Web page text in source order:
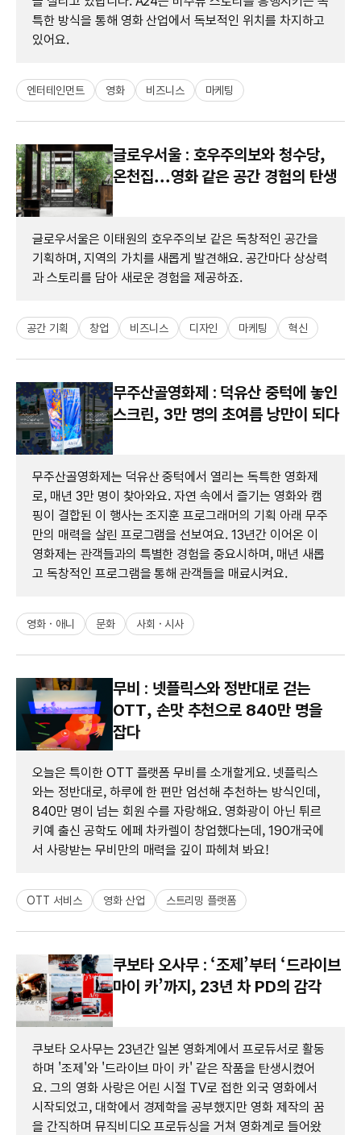
특한 방식을 통해 영화 산업에서 독보적인 위치를 차지하고
있어요.
엔터테인먼트 영화 비즈니스 마케팅
글로우서울 : 호우주의보와 청수당,
온천집...영화 같은 공간 경험의 탄생
글로우서울은 이태원의 호우주의보 같은 독창적인 공간을
기획하며, 지역의 가치를 새롭게 발견해요. 공간마다 상상력
과 스토리를 담아 새로운 경험을 제공하죠.
공간 기획 창업 비즈니스 디자인 마케팅 혁신
무주산골영화제 : 덕유산 중턱에 놓인
스크린, 3만 명의 초여름 낭만이 되다
무주산골영화제는 덕유산 중턱에서 열리는 독특한 영화제
로, 매년 3만 명이 찾아와요. 자연 속에서 즐기는 영화와 캠
핑이 결합된 이 행사는 조지훈 프로그래머의 기획 아래 무주
만의 매력을 살린 프로그램을 선보여요. 13년간 이어온 이
영화제는 관객들과의 특별한 경험을 중요시하며, 매년 새롭
고 독창적인 프로그램을 통해 관객들을 매료시켜요.
영화 · 애니 문화 사회 · 시사
무비 : 넷플릭스와 정반대로 걷는
OTT, 손맛 추천으로 840만 명을
잡다
오늘은 특이한 OTT 플랫폼 무비를 소개할게요. 넷플릭스
와는 정반대로, 하루에 한 편만 엄선해 추천하는 방식인데,
840만 명이 넘는 회원 수를 자랑해요. 영화광이 아닌 튀르
키예 출신 공학도 에페 차카렐이 창업했다는데, 190개국에
서 사랑받는 무비만의 매력을 깊이 파헤쳐 봐요!
OTT 서비스 영화 산업 스트리밍 플랫폼
쿠보타 오사무 : ‘조제’부터 ‘드라이브
마이 카’까지, 23년 차 PD의 감각
쿠보타 오사무는 23년간 일본 영화계에서 프로듀서로 활동
하며 '조제'와 '드라이브 마이 카' 같은 작품을 탄생시켰어
요. 그의 영화 사랑은 어린 시절 TV로 접한 외국 영화에서
시작되었고, 대학에서 경제학을 공부했지만 영화 제작의 꿈
을 간직하며 뮤직비디오 프로듀싱을 거쳐 영화계로 들어왔